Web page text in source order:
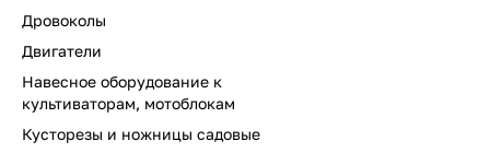
Дровоколы
Двигатели
Навесное оборудование к
культиваторам, мотоблокам
Кусторезы и ножницы садовые